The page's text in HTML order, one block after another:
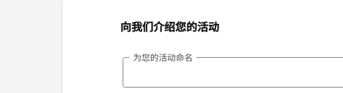
向我们介绍您的活动
为您的活动命名